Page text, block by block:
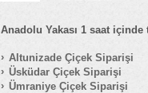
Anadolu Yakası 1 saat içinde
Altunizade Çiçek Siparişi
Üsküdar Çiçek Siparişi
Ümraniye Çiçek Siparişi